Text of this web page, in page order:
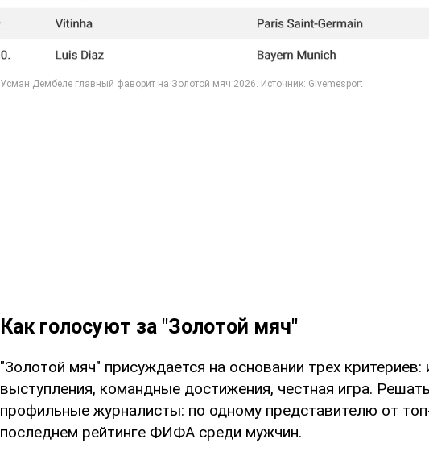
Как голосуют за "Золотой мяч"
"Золотой мяч" присуждается на основании трех
выступления, командные достижения, честная игра.
профильные журналисты: по одному представителю от
последнем рейтинге ФИФА среди мужчин.